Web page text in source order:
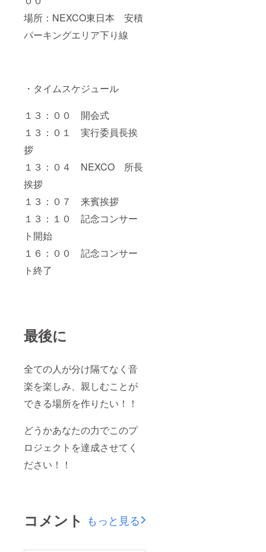
場所：NEXCO東日本 安積
パーキングエリア下り線
・タイムスケジュール
１３：００ 開会式
１３：０１ 実行委員長挨
拶
１３：０４ NEXCO 所長
挨拶
１３：０７ 来賓挨拶
１３：１０ 記念コンサー
ト開始
１６：００ 記念コンサー
ト終了
最後に
全ての人が分け隔てなく音
楽を楽しみ、親しむことが
できる場所を作りたい！！
どうかあなたの力でこのプ
ロジェクトを達成させてく
ださい！！
コメント もっと見る